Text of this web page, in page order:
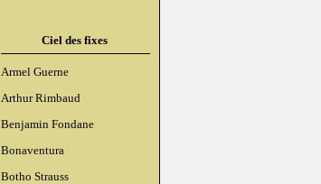
Ciel des fixes
Armel Guerne
Arthur Rimbaud
Benjamin Fondane
Bonaventura
Botho Strauss